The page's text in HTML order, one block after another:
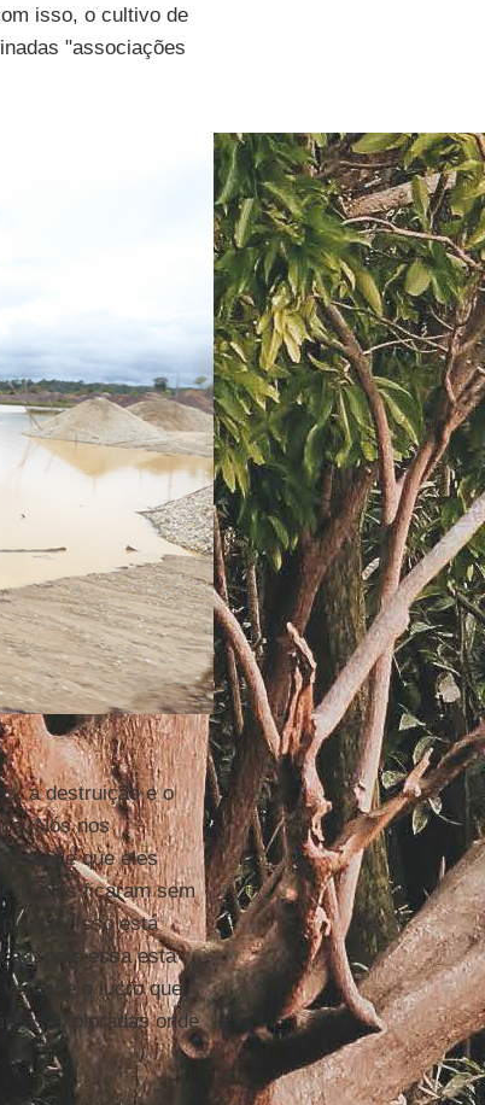
isso, o cultivo de
"associações
a destruição e o
Nós nos
grande que eles
eles ficaram sem
Isso está
pois essa está
o lucro que
exploradas onde